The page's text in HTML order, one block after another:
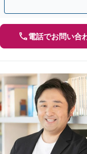
電話でお問い合